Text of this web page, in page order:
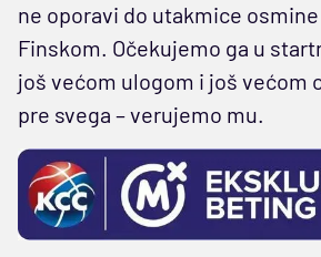
ne oporavi do utakmice
Finskom. Očekujemo ga u
još većom ulogom i još većom
pre svega – verujemo mu.